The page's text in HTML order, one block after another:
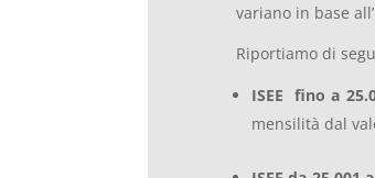
variano in base
Riportiamo di
ISEE fino a
mensilità dal